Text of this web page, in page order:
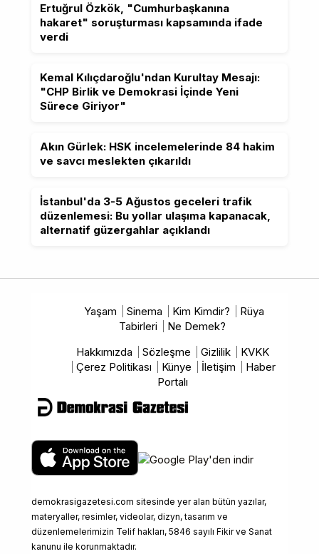
Ertuğrul Özkök, "Cumhurbaşkanına
hakaret" soruşturması kapsamında ifade
verdi
Kemal Kılıçdaroğlu'ndan Kurultay Mesajı:
"CHP Birlik ve Demokrasi İçinde Yeni
Sürece Giriyor"
Akın Gürlek: HSK incelemelerinde 84 hakim
ve savcı meslekten çıkarıldı
İstanbul'da 3-5 Ağustos geceleri trafik
düzenlemesi: Bu yollar ulaşıma kapanacak,
alternatif güzergahlar açıklandı
Yaşam Sinema Kim Kimdir?
Rüya
Tabirleri
Ne Demek?
Hakkımızda
Sözleşme Gizlilik
KVKK
Çerez Politikası
Künye İletişim
Haber
Portalı
demokrasigazetesi.com sitesinde yer alan bütün yazılar,
materyaller, resimler, videolar, dizyn, tasarım ve
düzenlemelerimizin Telif hakları, 5846 sayılı Fikir ve Sanat
kanunu ile korunmaktadır.